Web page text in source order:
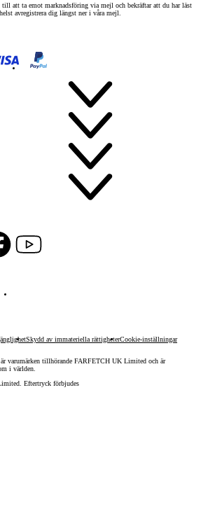
till att ta emot marknadsföring via mejl och bekräftar att du har läst
avregistrera dig längst ner i våra mejl.
Skydd av immateriella rättigheterCookie-inställningar
varumärken tillhörande FARFETCH UK Limited och är
i världen.
Eftertryck förbjudes